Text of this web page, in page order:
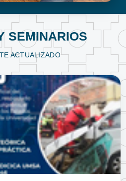
SEMINARIOS
ACTUALIZADO